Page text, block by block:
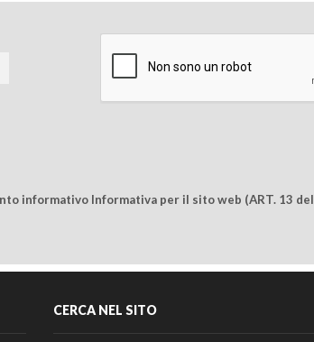
informativo Informativa per il sito web (ART. 13 del
CERCA NEL SITO